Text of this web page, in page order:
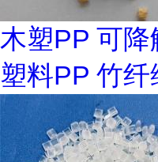
木塑PP 可
塑料PP 竹纤